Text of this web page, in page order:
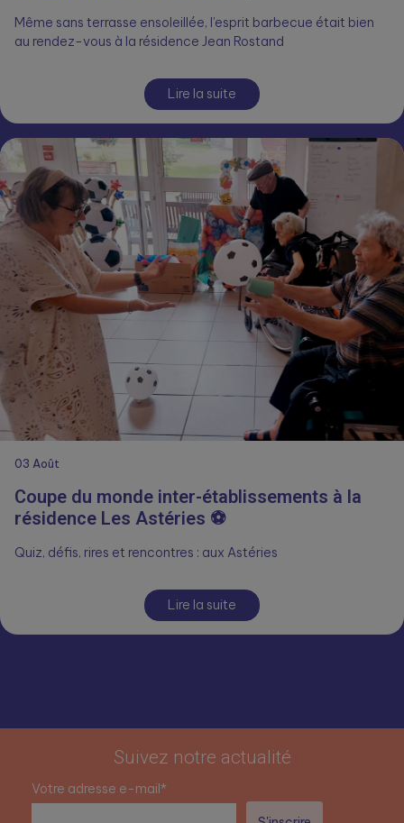
Même sans terrasse ensoleillée, l’esprit barbecue était bien
au rendez-vous à la résidence Jean Rostand
Lire la suite
03 Août
Coupe du monde inter-établissements à la
résidence Les Astéries ⚽
Quiz, défis, rires et rencontres : aux Astéries
Lire la suite
Suivez notre actualité
Votre adresse e-mail*